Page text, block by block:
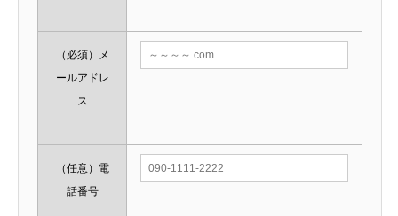
（必須）
メ
ールアドレ
ス
（任意） 電
話番号